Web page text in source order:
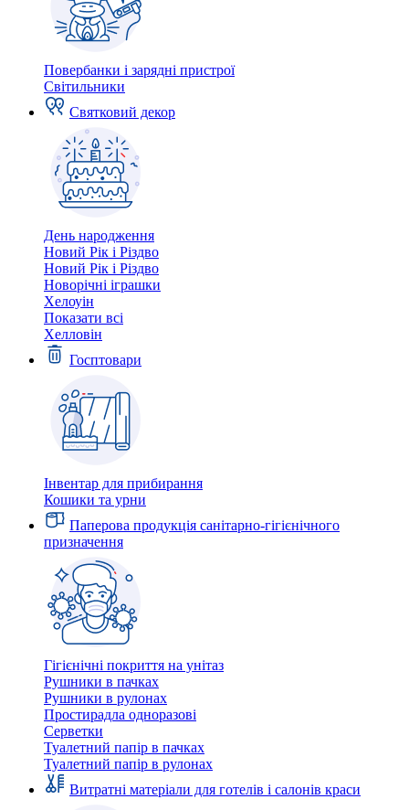
Повербанки і зарядні пристрої
Світильники
Святковий декор
День народження
Новий Рік і Різдво
Новий Рік і Різдво
Новорічні іграшки
Хелоуін
Показати всі
Хелловін
Госптовари
Інвентар для прибирання
Кошики та урни
Паперова продукція санітарно-гігієнічного
призначення
Гігієнічні покриття на унітаз
Рушники в пачках
Рушники в рулонах
Простирадла одноразові
Серветки
Туалетний папір в пачках
Туалетний папір в рулонах
Витратні матеріали для готелів і салонів краси